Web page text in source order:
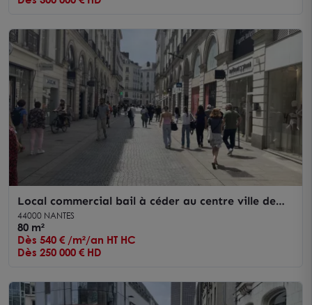
Local commercial bail à céder au centre ville de
Nantes avec forte visibilité
44000 NANTES
80 m²
Dès 540 € /m²/an HT HC
Dès 250 000 € HD